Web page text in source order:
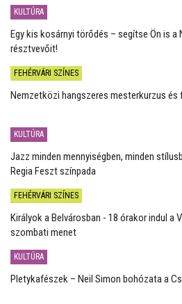
KULTÚRA
Egy kis kosárnyi törődés – segítse Ön is
résztvevőit!
FEHÉRVÁRI SZÍNES
Nemzetközi hangszeres mesterkurzus és
KULTÚRA
Jazz minden mennyiségben, minden
Regia Feszt színpada
FEHÉRVÁRI SZÍNES
Királyok a Belvárosban - 18 órakor indul a
szombati menet
KULTÚRA
Pletykafészek – Neil Simon bohózata a